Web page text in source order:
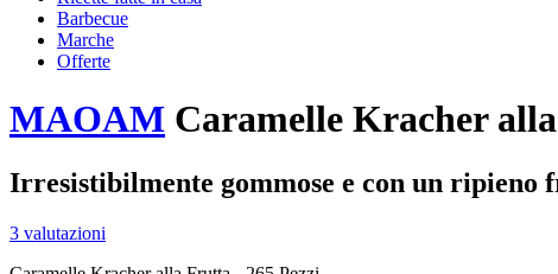
Barbecue
Marche
Offerte
MAOAM Caramelle Kracher
Irresistibilmente gommose e con un ripieno
3 valutazioni